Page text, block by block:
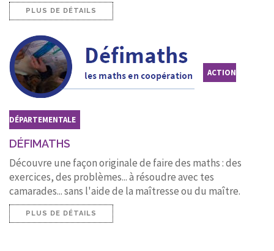
PLUS DE DÉTAILS
ACTION
DÉPARTEMENTALE
DÉFIMATHS
Découvre une façon originale de faire des maths : des
exercices, des problèmes... à résoudre avec tes
camarades... sans l'aide de la maîtresse ou du maître.
PLUS DE DÉTAILS